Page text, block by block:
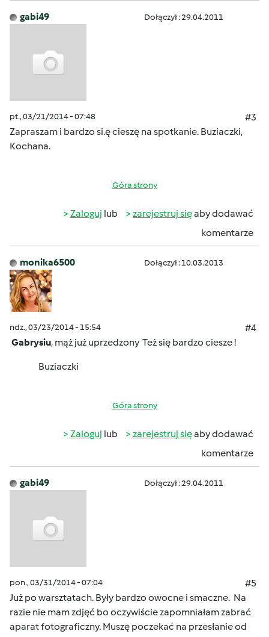
gabi49 Dołączył : 29.04.2011
pt., 03/21/2014 - 07:48
#3
Zapraszam i bardzo si.ę cieszę na spotkanie. Buziaczki,
Kochana.
Góra strony
Zaloguj lub zarejestruj sięaby dodawać
komentarze
monika6500 Dołączył : 10.03.2013
ndz., 03/23/2014 - 15:54
#4
Gabrysiu, mąż już uprzedzony Też się bardzo ciesze !
Buziaczki
Góra strony
Zaloguj lub zarejestruj sięaby dodawać
komentarze
gabi49 Dołączył : 29.04.2011
pon., 03/31/2014 - 07:04
#5
Już po warsztatach. Były bardzo owocne i smaczne. Na
razie nie mam zdjęć bo oczywiście zapomniałam zabrać
aparat fotograficzny. Muszę poczekać na przesłanie od